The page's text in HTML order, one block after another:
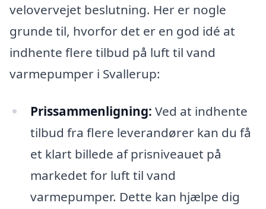
velovervejet beslutning. Her er nogle
grunde til, hvorfor det er en god idé at
indhente flere tilbud på luft til vand
varmepumper i Svallerup:
Prissammenligning: Ved at indhente
tilbud fra flere leverandører kan du få
et klart billede af prisniveauet på
markedet for luft til vand
varmepumper. Dette kan hjælpe dig